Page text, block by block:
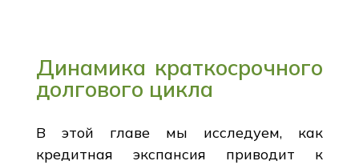
Динамика краткосрочного
долгового цикла
В этой главе мы исследуем, как
кредитная экспансия приводит к